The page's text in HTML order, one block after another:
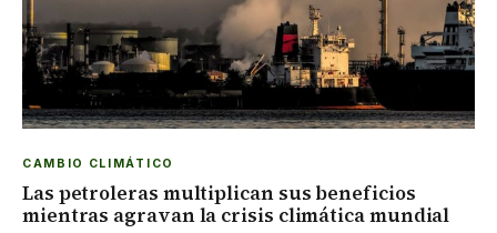
CAMBIO CLIMÁTICO
Las petroleras multiplican sus beneficios
mientras agravan la crisis climática mundial